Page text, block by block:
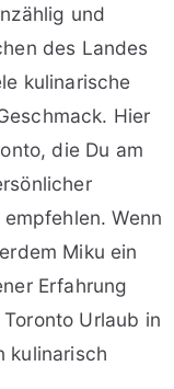
und
des Landes
kulinarische
Hier
die Du am
Wenn
Miku ein
Erfahrung
Urlaub in
kulinarisch